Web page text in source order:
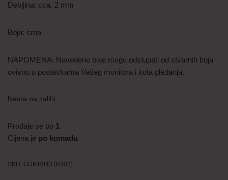
Debljina: cca. 2 mm
Boja: crna
NAPOMENA: Navedene boje mogu odstupati od stvarnih boja
ovisno o postavkama Vašeg monitora i kuta gledanja.
Nema na zalihi
Prodaje se po 1
Cijena je po komadu
SKU: GUMB043 (P303)